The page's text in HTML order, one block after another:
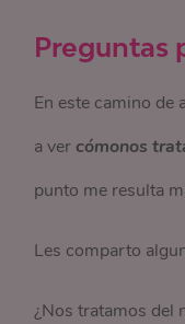
Preguntas
En este camino de
a vercómonos
punto me resulta
Les comparto
¿Nos tratamos del